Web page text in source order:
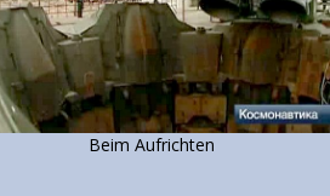
Beim Aufrichten